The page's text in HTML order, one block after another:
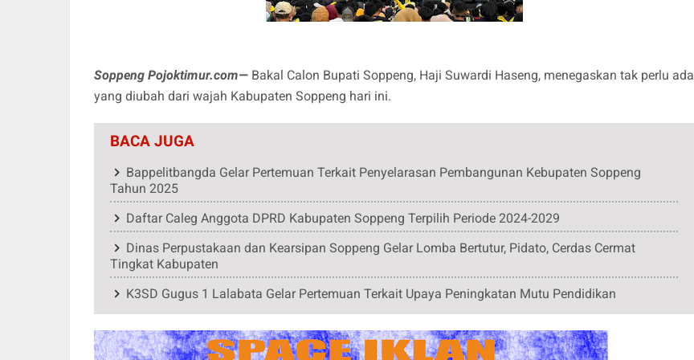
Soppeng Pojoktimur.com— Bakal Calon Bupati Soppeng, Haji Suwardi Haseng, menegaskan tak perlu ada
yang diubah dari wajah Kabupaten Soppeng hari ini.
BACA JUGA
Bappelitbangda Gelar Pertemuan Terkait Penyelarasan Pembangunan Kebupaten Soppeng
Tahun 2025
Daftar Caleg Anggota DPRD Kabupaten Soppeng Terpilih Periode 2024-2029
Dinas Perpustakaan dan Kearsipan Soppeng Gelar Lomba Bertutur, Pidato, Cerdas Cermat
Tingkat Kabupaten
K3SD Gugus 1 Lalabata Gelar Pertemuan Terkait Upaya Peningkatan Mutu Pendidikan